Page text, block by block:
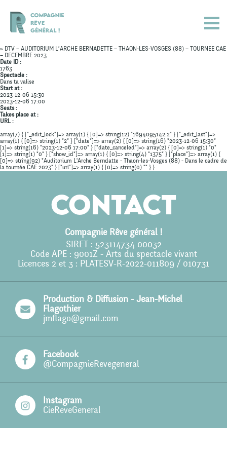
Actualités
Compagnie
Action culturelle
Ils nous soutiennent
Pro
Contact
» DTV – AUDITORIUM L’ARCHE BERNADETTE – THAON-LES-VOSGES (88) – TOURNEE CAE
– DECEMBRE 2023
Date ID :
1763
Spectacle :
Dans ta valise
Start at :
2023-12-06 15:30
2023-12-06 17:00
Seats :
Takes place at :
URL :
array(7) { ["_edit_lock"]=> array(1) { [0]=> string(12) "1694095142:2" } ["_edit_last"]=>
array(1) { [0]=> string(1) "2" } ["date"]=> array(2) { [0]=> string(16) "2023-12-06 15:30"
[1]=> string(16) "2023-12-06 17:00" } ["date_canceled"]=> array(2) { [0]=> string(1) "0"
[1]=> string(1) "0" } ["show_id"]=> array(1) { [0]=> string(4) "1375" } ["place"]=> array(1) {
[0]=> string(92) "Auditorium L'Arche Berndatte - Thaon-les-Vosges (88) - Dans le cadre de
la tournée CAE 2023" } ["url"]=> array(1) { [0]=> string(0) "" } }
Contact
Compagnie Rêve général !
SIRET : 523114734 00032
Code APE : 9001Z - Arts du spectacle vivant
Licences 2 et 3 : PLATESV-R-2022-011809 / 010731
Production & Diffusion - Jean-Michel
Flagothier
jmflago@gmail.com
Facebook
@CompagnieRevegeneral
Instagram
CieReveGeneral